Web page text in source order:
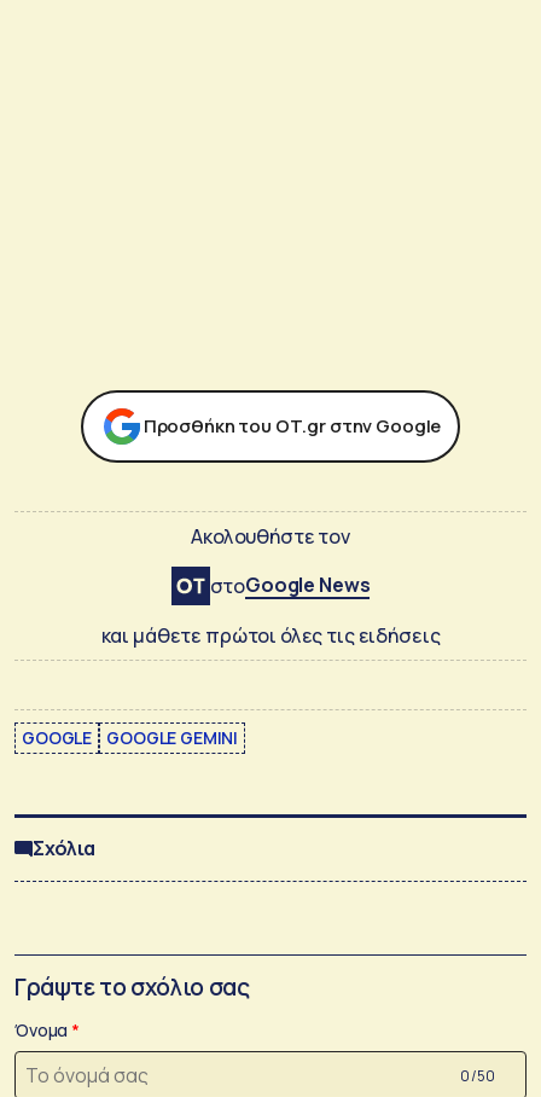
Προσθήκη του ΟΤ.gr στην Google
Ακολουθήστε τον
στοGoogle News
και μάθετε πρώτοι όλες τις ειδήσεις
GOOGLE GOOGLE GEMINI
Σχόλια
Γράψτε το σχόλιο σας
Όνομα
0 /50